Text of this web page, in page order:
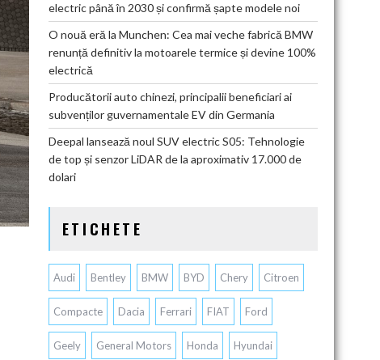
electric până în 2030 și confirmă șapte modele noi
O nouă eră la Munchen: Cea mai veche fabrică BMW
renunță definitiv la motoarele termice și devine 100%
electrică
Producătorii auto chinezi, principalii beneficiari ai
subvenților guvernamentale EV din Germania
Deepal lansează noul SUV electric S05: Tehnologie
de top și senzor LiDAR de la aproximativ 17.000 de
dolari
ETICHETE
Audi Bentley BMW BYD Chery Citroen
Compacte Dacia Ferrari FIAT Ford
Geely General Motors Honda Hyundai